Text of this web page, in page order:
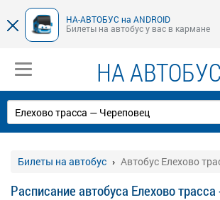
НА-АВТОБУС на ANDROID
Билеты на автобус у вас в кармане
НА АВТОБУС
Билеты на автобус Автобус Елехово
Расписание автобуса Елехово